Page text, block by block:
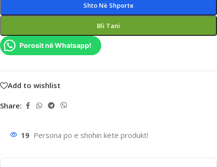
Shto Në Shporte
Bli Tani
Porosit në Whatsapp!
Add to wishlist
Share:
19 Persona po e shohin këtë produkt!